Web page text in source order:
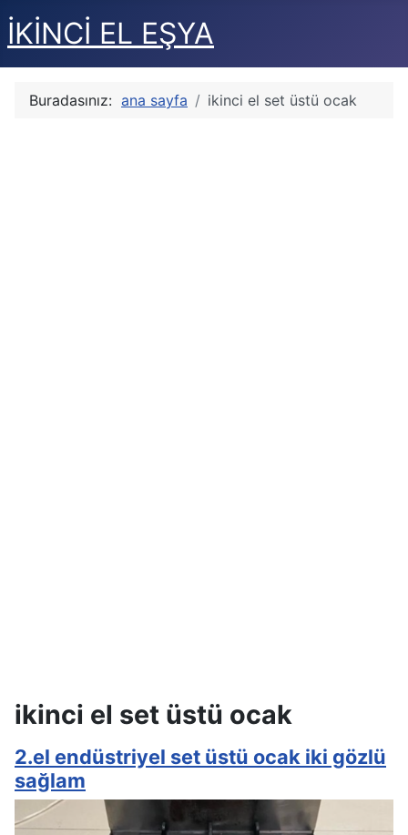
İKİNCİ EL EŞYA
Buradasınız: ana sayfa ikinci el set üstü ocak
ikinci el set üstü ocak
2.el endüstriyel set üstü ocak iki gözlü
sağlam